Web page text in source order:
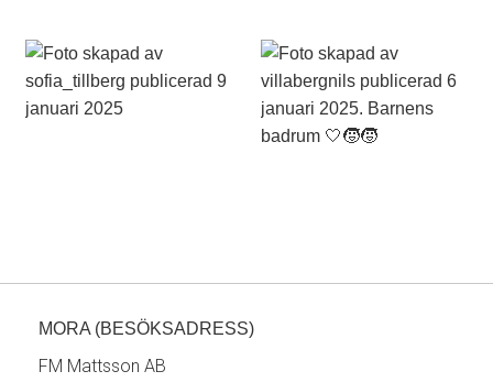
MORA (BESÖKSADRESS)
FM Mattsson AB